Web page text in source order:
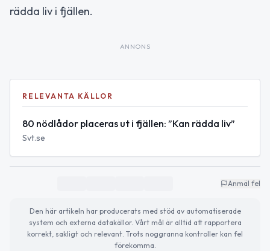
rädda liv i fjällen.
ANNONS
RELEVANTA KÄLLOR
80 nödlådor placeras ut i fjällen: ”Kan rädda liv”
Svt.se
Anmäl fel
Den här artikeln har producerats med stöd av automatiserade
system och externa datakällor. Vårt mål är alltid att rapportera
korrekt, sakligt och relevant. Trots noggranna kontroller kan fel
förekomma.